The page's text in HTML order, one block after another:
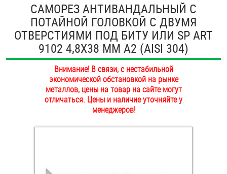
ОПЛАТА И ДОСТАВКА
НАШИ МАГАЗИНЫ
Втулки
Гайки
Дюймовый крепёж
Заклепки (Гайки-Заклепки)
САМОРЕЗ АНТИВАНДАЛЬНЫЙ С
ПОТАЙНОЙ ГОЛОВКОЙ С ДВУМЯ
ОТВЕРСТИЯМИ ПОД БИТУ ИЛИ SP ART
9102 4,8Х38 ММ А2 (AISI 304)
Внимание! В связи, с нестабильной
экономической обстановкой на рынке
металлов, цены на товар на сайте могут
отличаться. Цены и наличие уточняйте у
менеджеров!